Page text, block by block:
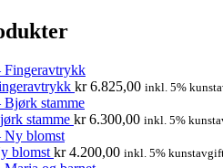
kr6.825,00 inkl. 5%
stamme kr6.300,00 inkl. 5%
blomst kr4.200,00 inkl. 5%